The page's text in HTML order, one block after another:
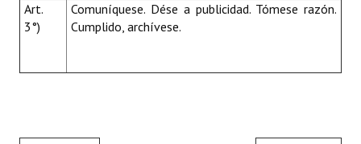
Art.
3°)
Comuníquese. Dése a publicidad. Tómese razón.
Cumplido, archívese.